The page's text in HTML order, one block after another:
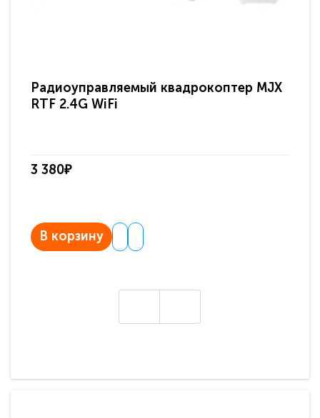
Радиоуправляемый квадрокоптер MJX
RTF 2.4G WiFi
3 380₽
В корзину